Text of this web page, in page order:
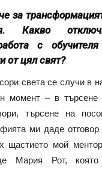
за
Какво
с
от цял свят?
света се случи в
момент – в търсене
търсене на
ми даде отговор
щастието мой
Мария Рот,